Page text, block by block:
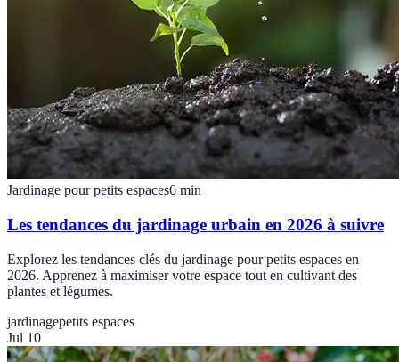
Jardinage pour petits espaces6 min
Les tendances du jardinage urbain en 2026 à suivre
Explorez les tendances clés du jardinage pour petits espaces en
2026. Apprenez à maximiser votre espace tout en cultivant des
plantes et légumes.
jardinagepetits espaces
Jul 10